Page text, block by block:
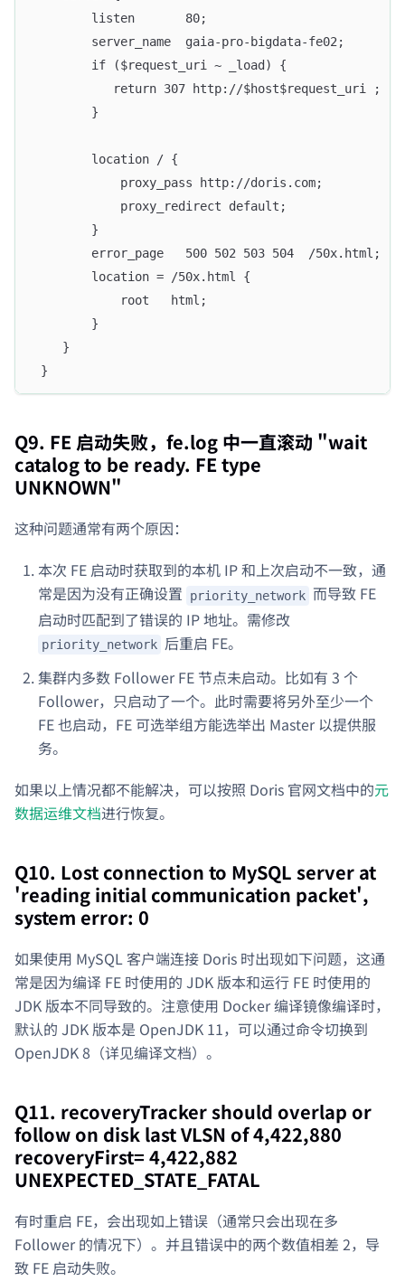
        listen       80;
        server_name  gaia-pro-bigdata-fe02;
        if ($request_uri ~ _load) {
           return 307 http://$host$request_uri ;
        }
        location / {
            proxy_pass http://doris.com;
            proxy_redirect default;
        }
        error_page   500 502 503 504  /50x.html;
        location = /50x.html {
            root   html;
        }
    }
}
Q9. FE 启动失败，fe.log 中一直滚动 "wait
catalog to be ready. FE type
UNKNOWN"
这种问题通常有两个原因：
本次 FE 启动时获取到的本机 IP 和上次启动不一致，通
常是因为没有正确设置
priority_network 而导致 FE
启动时匹配到了错误的 IP 地址。需修改
priority_network 后重启 FE。
集群内多数 Follower FE 节点未启动。比如有 3 个
Follower，只启动了一个。此时需要将另外至少一个
FE 也启动，FE 可选举组方能选举出 Master 以提供服
务。
如果以上情况都不能解决，可以按照 Doris 官网文档中的元
数据运维文档进行恢复。
Q10. Lost connection to MySQL server at
'reading initial communication packet',
system error: 0
如果使用 MySQL 客户端连接 Doris 时出现如下问题，这通
常是因为编译 FE 时使用的 JDK 版本和运行 FE 时使用的
JDK 版本不同导致的。注意使用 Docker 编译镜像编译时，
默认的 JDK 版本是 OpenJDK 11，可以通过命令切换到
OpenJDK 8（详见编译文档）。
Q11. recoveryTracker should overlap or
follow on disk last VLSN of 4,422,880
recoveryFirst= 4,422,882
UNEXPECTED_STATE_FATAL
有时重启 FE，会出现如上错误（通常只会出现在多
Follower 的情况下）。并且错误中的两个数值相差 2，导
致 FE 启动失败。